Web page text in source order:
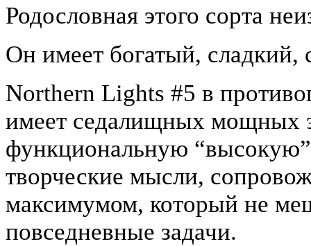
Родословная этого сорта
Он имеет богатый, сладкий,
Northern Lights #5 в
имеет седалищных мощных
функциональную
творческие мысли,
максимумом, который не
повседневные задачи.